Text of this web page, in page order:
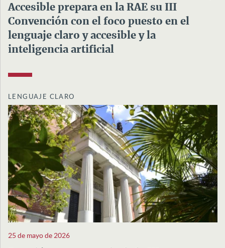
Accesible prepara en la RAE su III
Convención con el foco puesto en el
lenguaje claro y accesible y la
inteligencia artificial
LENGUAJE CLARO
25 de mayo de 2026